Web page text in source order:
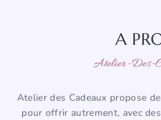
A
Atelier-Des-
Atelier des Cadeaux propose
pour offrir autrement, avec